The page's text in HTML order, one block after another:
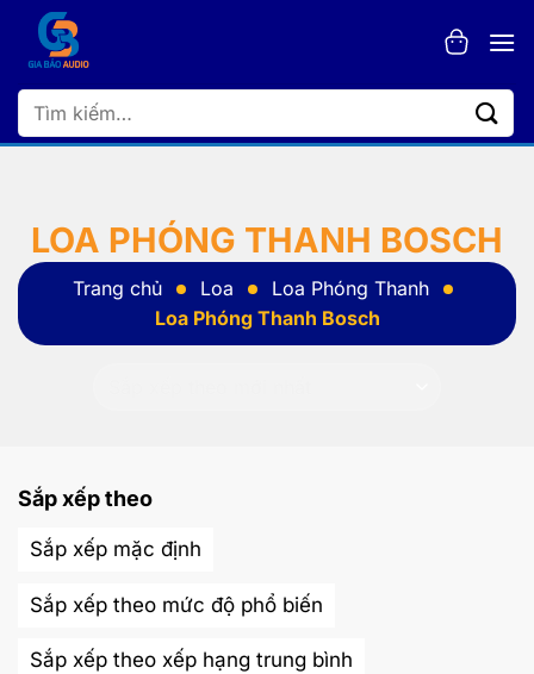
dung
Tìm
kiếm:
LOA PHÓNG THANH BOSCH
Trang chủ Loa
Loa Phóng Thanh
Loa Phóng Thanh Bosch
Sắp xếp theo
Sắp xếp mặc định
Sắp xếp theo mức độ phổ biến
Sắp xếp theo xếp hạng trung bình